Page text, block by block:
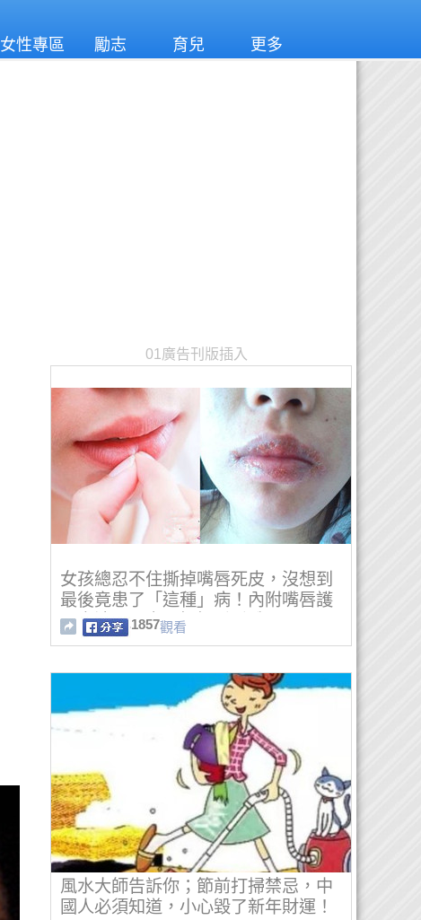
女性專區 勵志 育兒 更多
01廣告刊版插入
女孩總忍不住撕掉嘴唇死皮，沒想到
最後竟患了「這種」病！內附嘴唇護
理方法，一定要好好看看哦！！
1857觀看
風水大師告訴你；節前打掃禁忌，中
國人必須知道，小心毀了新年財運！